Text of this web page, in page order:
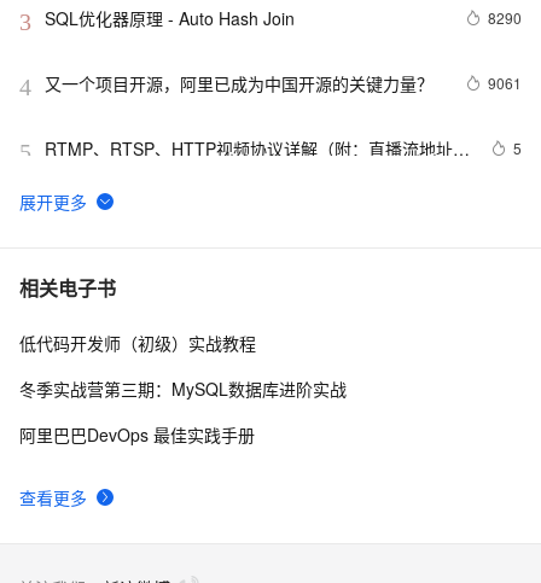
3 SQL优化器原理 - Auto Hash Join 8290
4 又一个项目开源，阿里已成为中国开源的关键力量？ 9061
5
RTMP、RTSP、HTTP视频协议详解（附：直播流地址、
5
6 谷歌CEO皮查伊：对重返中国持开放态度
7 C语言项目参考解答：全正整数后再计算
8 俗人解读 三维渲染 的工作过程
著录
相关电子书
查看更多
低代码开发师（初级）实战教程
冬季实战营第三期：MySQL数据库进阶实战
阿里巴巴DevOps 最佳实践手册